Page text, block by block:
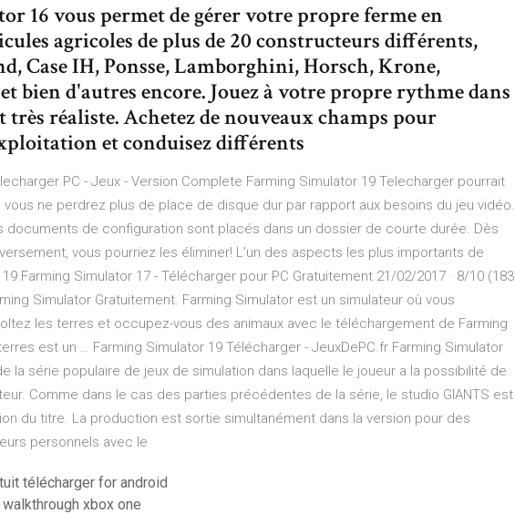
16 vous permet de gérer votre propre ferme en
agricoles de plus de 20 constructeurs différents,
Case IH, Ponsse, Lamborghini, Horsch, Krone,
bien d'autres encore. Jouez à votre propre rythme dans
réaliste. Achetez de nouveaux champs pour
et conduisez différents
PC - Jeux - Version Complete Farming Simulator 19 Telecharger pourrait
ne perdrez plus de place de disque dur par rapport aux besoins du jeu vidéo.
documents de configuration sont placés dans un dossier de courte durée. Dès
vous pourriez les éliminer! L’un des aspects les plus importants de
Farming Simulator 17 - Télécharger pour PC Gratuitement 21/02/2017 · 8/10 (183
Simulator Gratuitement. Farming Simulator est un simulateur où vous
les terres et occupez-vous des animaux avec le téléchargement de Farming
est un … Farming Simulator 19 Télécharger - JeuxDePC.fr Farming Simulator
la série populaire de jeux de simulation dans laquelle le joueur a la possibilité de
Comme dans le cas des parties précédentes de la série, le studio GIANTS est
du titre. La production est sortie simultanément dans la version pour des
personnels avec le
télécharger for android
xbox one